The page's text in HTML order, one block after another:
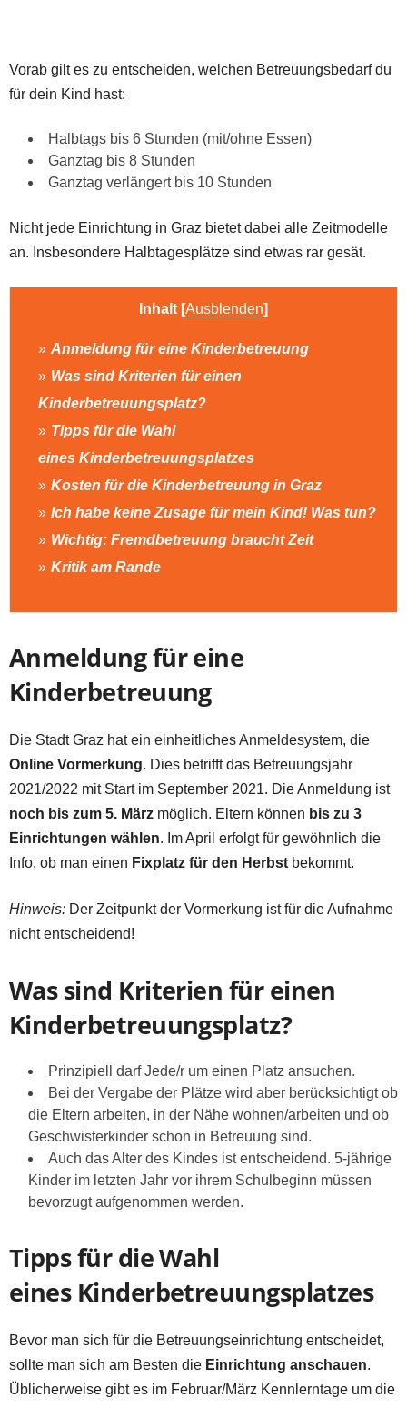
Vorab gilt es zu entscheiden, welchen Betreuungsbedarf du
für dein Kind hast:
Halbtags bis 6 Stunden (mit/ohne Essen)
Ganztag bis 8 Stunden
Ganztag verlängert bis 10 Stunden
Nicht jede Einrichtung in Graz bietet dabei alle Zeitmodelle
an. Insbesondere Halbtagesplätze sind etwas rar gesät.
Inhalt [Ausblenden]
Anmeldung für eine Kinderbetreuung
Was sind Kriterien für einen
Kinderbetreuungsplatz?
Tipps für die Wahl
eines Kinderbetreuungsplatzes
Kosten für die Kinderbetreuung in Graz
Ich habe keine Zusage für mein Kind! Was tun?
Wichtig: Fremdbetreuung braucht Zeit
Kritik am Rande
Anmeldung für eine
Kinderbetreuung
Die Stadt Graz hat ein einheitliches Anmeldesystem, die
Online Vormerkung. Dies betrifft das Betreuungsjahr
2021/2022 mit Start im September 2021. Die Anmeldung ist
noch bis zum 5. März möglich. Eltern können bis zu 3
Einrichtungen wählen. Im April erfolgt für gewöhnlich die
Info, ob man einen Fixplatz für den Herbst bekommt.
Hinweis: Der Zeitpunkt der Vormerkung ist für die Aufnahme
nicht entscheidend!
Was sind Kriterien für einen
Kinderbetreuungsplatz?
Prinzipiell darf Jede/r um einen Platz ansuchen.
Bei der Vergabe der Plätze wird aber berücksichtigt ob
die Eltern arbeiten, in der Nähe wohnen/arbeiten und ob
Geschwisterkinder schon in Betreuung sind.
Auch das Alter des Kindes ist entscheidend. 5-jährige
Kinder im letzten Jahr vor ihrem Schulbeginn müssen
bevorzugt aufgenommen werden.
Tipps für die Wahl
eines Kinderbetreuungsplatzes
Bevor man sich für die Betreuungseinrichtung entscheidet,
sollte man sich am Besten die Einrichtung anschauen.
Üblicherweise gibt es im Februar/März Kennlerntage um die